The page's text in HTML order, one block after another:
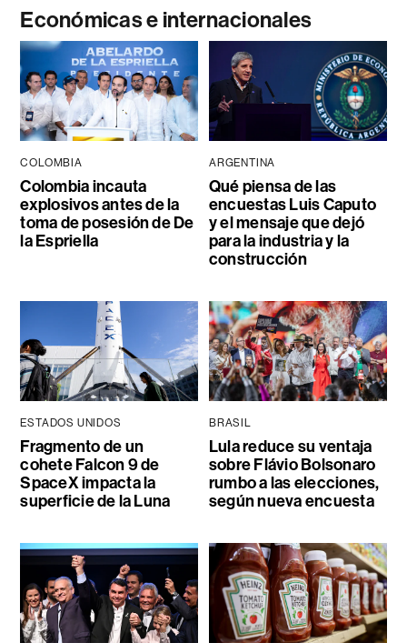
Económicas e internacionales
COLOMBIA
Colombia incauta
explosivos antes de la
toma de posesión de De
la Espriella
ARGENTINA
Qué piensa de las
encuestas Luis Caputo
y el mensaje que dejó
para la industria y la
construcción
ESTADOS UNIDOS
Fragmento de un
cohete Falcon 9 de
SpaceX impacta la
superficie de la Luna
BRASIL
Lula reduce su ventaja
sobre Flávio Bolsonaro
rumbo a las elecciones,
según nueva encuesta